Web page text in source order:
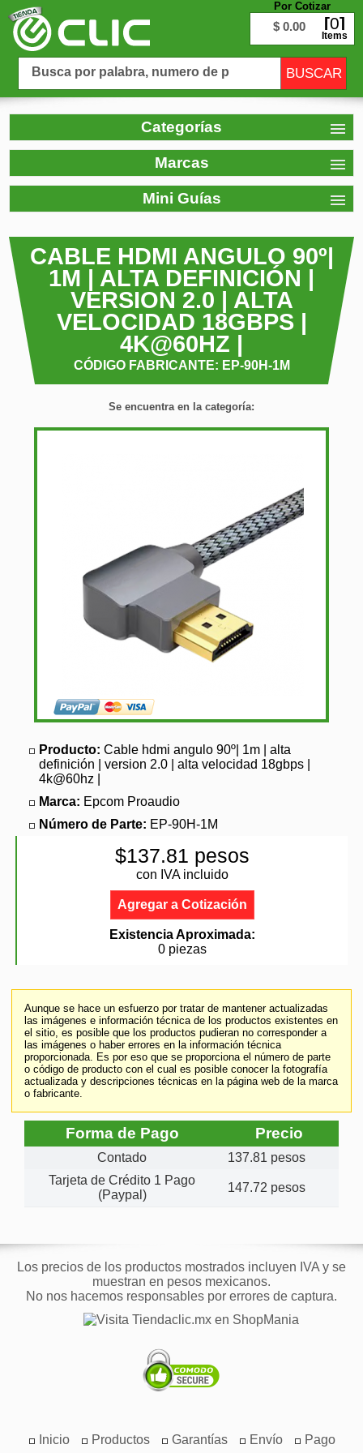
Por Cotizar
$ 0.00 0
Items
Categorías
Marcas
Mini Guías
CABLE HDMI ANGULO 90º|
1M | ALTA DEFINICIÓN |
VERSION 2.0 | ALTA
VELOCIDAD 18GBPS |
4K@60HZ |
CÓDIGO FABRICANTE: EP-90H-1M
Se encuentra en la categoría:
Producto: Cable hdmi angulo 90º| 1m | alta
definición | version 2.0 | alta velocidad 18gbps |
4k@60hz |
Marca: Epcom Proaudio
Número de Parte: EP-90H-1M
$137.81 pesos
con IVA incluido
Agregar a Cotización
Existencia Aproximada:
0 piezas
Aunque se hace un esfuerzo por tratar de mantener actualizadas
las imágenes e información técnica de los productos existentes en
el sitio, es posible que los productos pudieran no corresponder a
las imágenes o haber errores en la información técnica
proporcionada. Es por eso que se proporciona el número de parte
o código de producto con el cual es posible conocer la fotografía
actualizada y descripciones técnicas en la página web de la marca
o fabricante.
Forma de Pago Precio
Contado
137.81 pesos
Tarjeta de Crédito 1 Pago
(Paypal)
147.72 pesos
Los precios de los productos mostrados incluyen IVA y se
muestran en pesos mexicanos.
No nos hacemos responsables por errores de captura.
Inicio Productos Garantías Envío Pago